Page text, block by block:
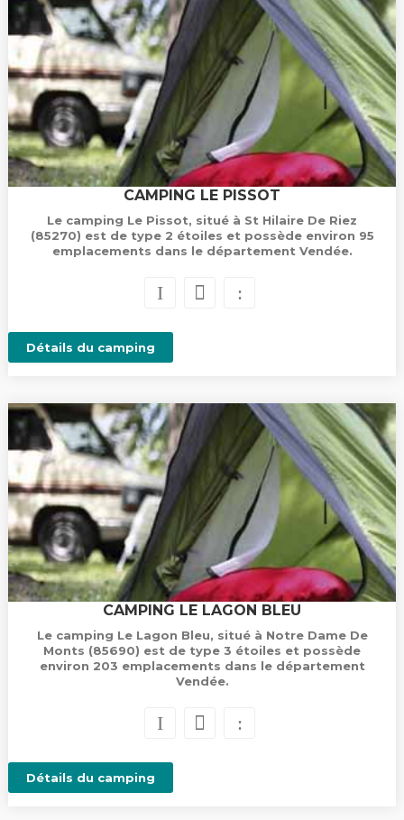
CAMPING LE PISSOT
Le camping Le Pissot, situé à St Hilaire De Riez
(85270) est de type 2 étoiles et possède environ 95
emplacements dans le département Vendée.
Détails du camping
CAMPING LE LAGON BLEU
Le camping Le Lagon Bleu, situé à Notre Dame De
Monts (85690) est de type 3 étoiles et possède
environ 203 emplacements dans le département
Vendée.
Détails du camping